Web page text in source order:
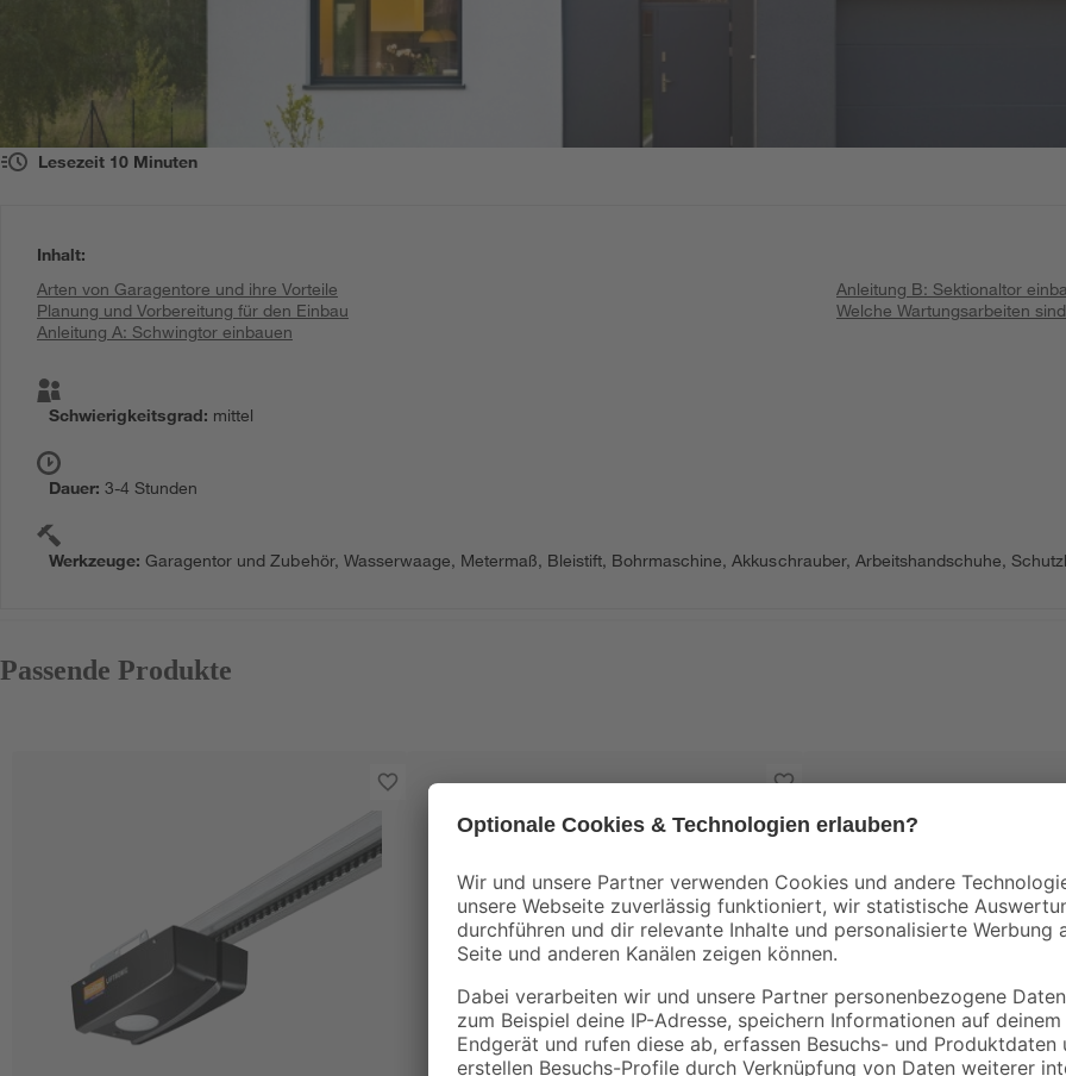
Lesezeit 10 Minuten
Inhalt:
Arten von Garagentore und ihre Vorteile
Planung und Vorbereitung für den Einbau
Anleitung A: Schwingtor einbauen
Anleitung B: Sektionaltor
Welche Wartungsarbeiten
Schwierigkeitsgrad: mittel
Dauer:3-4 Stunden
Werkzeuge:Garagentor und Zubehör, Wasserwaage, Metermaß, Bleistift, Bohrmaschine, Akkuschrauber, Arbeitshandschuhe,
Passende Produkte